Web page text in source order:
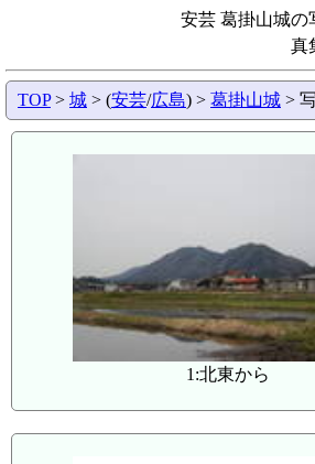
安芸 葛掛山城の
真
TOP> 城 > (安芸/広島) > 葛掛山城 >
1:北東から